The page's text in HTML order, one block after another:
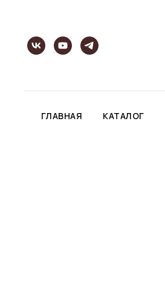
ГЛАВНАЯ КАТАЛОГ